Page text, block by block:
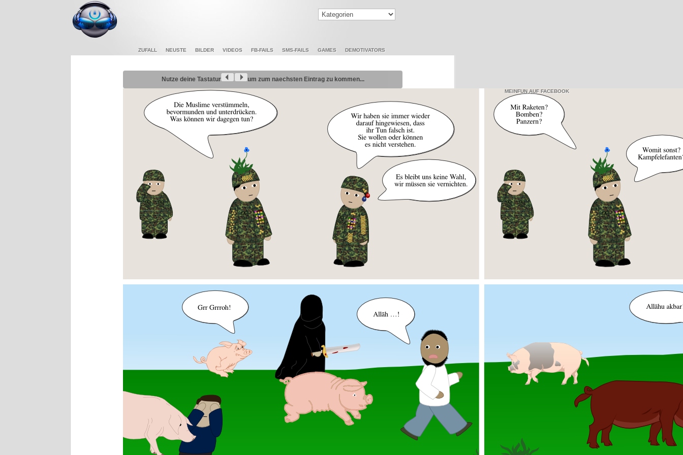
ZUFALL NEUSTE BILDER VIDEOS FB-FAILS SMS-FAILS GAMES DEMOTIVATORS
Nutze deine Tastatur um zum naechsten Eintrag zu kommen...
MEINFUN AUF FACEBOOK